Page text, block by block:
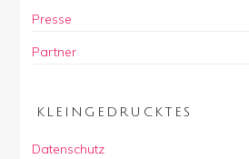
Presse
Partner
KLEINGEDRUCKTES
Datenschutz